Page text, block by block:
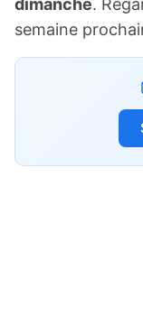
dimanche.
semaine